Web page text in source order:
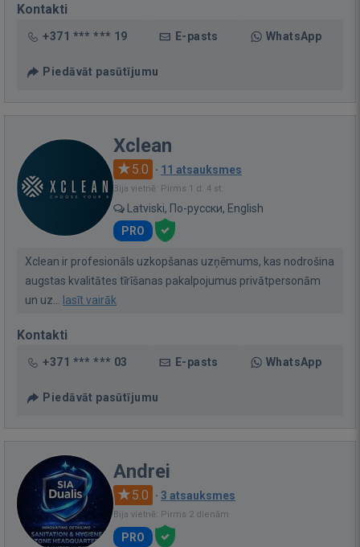
Kontakti
+371 *** *** 19 E-pasts WhatsApp
Piedāvāt pasūtījumu
Xclean
5.0 · 11 atsauksmes
Bija vietnē: Pirms 1 d. 4 st.
Latviski, По-русски, English
PRO
Xclean ir profesionāls uzkopšanas uzņēmums, kas nodrošina
augstas kvalitātes tīrīšanas pakalpojumus privātpersonām
un uz... lasīt vairāk
Kontakti
+371 *** *** 03 E-pasts WhatsApp
Piedāvāt pasūtījumu
Andrei
5.0 · 3 atsauksmes
Bija vietnē: Pirms 2 dienām
PRO